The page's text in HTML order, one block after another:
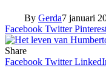
By Gerda7 januari
Facebook Twitter
Share
Facebook Twitter